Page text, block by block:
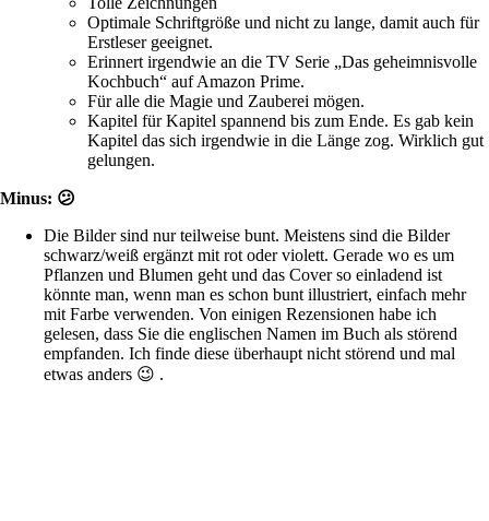
Optimale Schriftgröße und nicht zu lange, damit auch für
Erstleser geeignet.
Erinnert irgendwie an die TV Serie „Das geheimnisvolle
Kochbuch“ auf Amazon Prime.
Für alle die Magie und Zauberei mögen.
Kapitel für Kapitel spannend bis zum Ende. Es gab kein
Kapitel das sich irgendwie in die Länge zog. Wirklich gut
gelungen.
Minus: 😕
Die Bilder sind nur teilweise bunt. Meistens sind die Bilder
schwarz/weiß ergänzt mit rot oder violett. Gerade wo es um
Pflanzen und Blumen geht und das Cover so einladend ist
könnte man, wenn man es schon bunt illustriert, einfach mehr
mit Farbe verwenden. Von einigen Rezensionen habe ich
gelesen, dass Sie die englischen Namen im Buch als störend
empfanden. Ich finde diese überhaupt nicht störend und mal
etwas anders 😉 .